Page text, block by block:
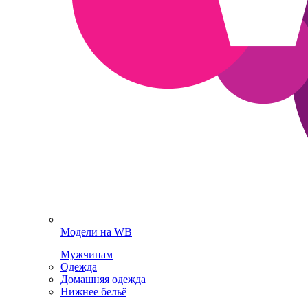
Модели на WB
Мужчинам
Одежда
Домашняя одежда
Нижнее бельё